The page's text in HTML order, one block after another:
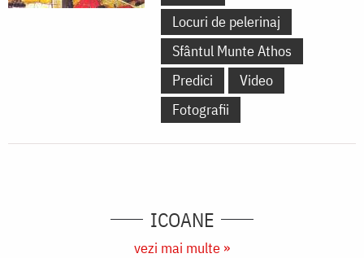
Locuri de pelerinaj
Sfântul Munte Athos
Predici
Video
Fotografii
ICOANE
vezi mai multe »